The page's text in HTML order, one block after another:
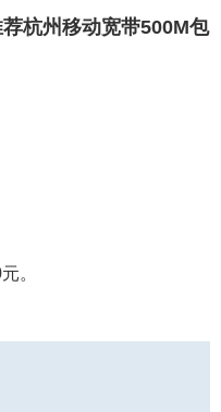
杭州移动宽带500M包
。